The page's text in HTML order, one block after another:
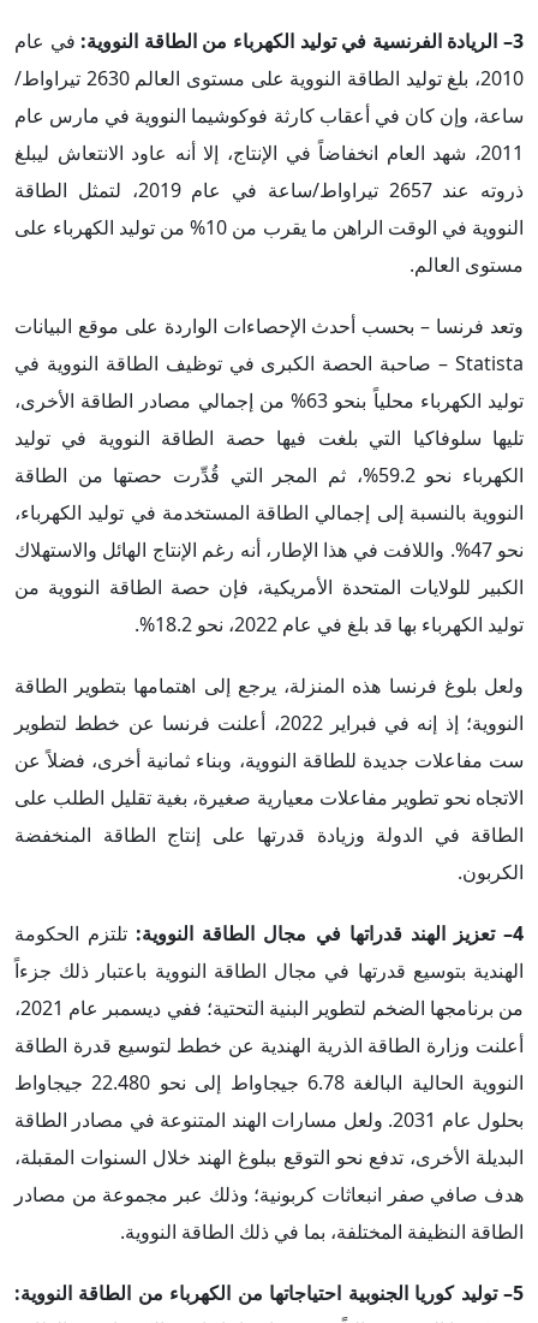
3– الريادة الفرنسية في توليد الكهرباء من الطاقة النووية:
في عام
2010، بلغ توليد الطاقة النووية على مستوى العالم 2630 تيراواط/
ساعة، وإن كان في أعقاب كارثة فوكوشيما النووية في مارس عام
2011، شهد العام انخفاضاً في الإنتاج، إلا أنه عاود الانتعاش ليبلغ
ذروته عند 2657 تيراواط/ساعة في عام 2019، لتمثل الطاقة
النووية في الوقت الراهن ما يقرب من 10% من توليد الكهرباء على
مستوى العالم.
وتعد فرنسا – بحسب أحدث الإحصاءات الواردة على موقع البيانات
Statista – صاحبة الحصة الكبرى في توظيف الطاقة النووية في
توليد الكهرباء محلياً بنحو 63% من إجمالي مصادر الطاقة الأخرى،
تليها سلوفاكيا التي بلغت فيها حصة الطاقة النووية في توليد
الكهرباء نحو 59.2%، ثم المجر التي قُدِّرت حصتها من الطاقة
النووية بالنسبة إلى إجمالي الطاقة المستخدمة في توليد الكهرباء،
نحو 47%. واللافت في هذا الإطار، أنه رغم الإنتاج الهائل والاستهلاك
الكبير للولايات المتحدة الأمريكية، فإن حصة الطاقة النووية من
توليد الكهرباء بها قد بلغ في عام 2022، نحو 18.2%.
ولعل بلوغ فرنسا هذه المنزلة، يرجع إلى اهتمامها بتطوير الطاقة
النووية؛ إذ إنه في فبراير 2022، أعلنت فرنسا عن خطط لتطوير
ست مفاعلات جديدة للطاقة النووية، وبناء ثمانية أخرى، فضلاً عن
الاتجاه نحو تطوير مفاعلات معيارية صغيرة، بغية تقليل الطلب على
الطاقة في الدولة وزيادة قدرتها على إنتاج الطاقة المنخفضة
الكربون.
4– تعزيز الهند قدراتها في مجال الطاقة النووية:
تلتزم الحكومة
الهندية بتوسيع قدرتها في مجال الطاقة النووية باعتبار ذلك جزءاً
من برنامجها الضخم لتطوير البنية التحتية؛ ففي ديسمبر عام 2021،
أعلنت وزارة الطاقة الذرية الهندية عن خطط لتوسيع قدرة الطاقة
النووية الحالية البالغة 6.78 جيجاواط إلى نحو 22.480 جيجاواط
بحلول عام 2031. ولعل مسارات الهند المتنوعة في مصادر الطاقة
البديلة الأخرى، تدفع نحو التوقع ببلوغ الهند خلال السنوات المقبلة،
هدف صافي صفر انبعاثات كربونية؛ وذلك عبر مجموعة من مصادر
الطاقة النظيفة المختلفة، بما في ذلك الطاقة النووية.
5– توليد كوريا الجنوبية احتياجاتها من الكهرباء من الطاقة النووية: